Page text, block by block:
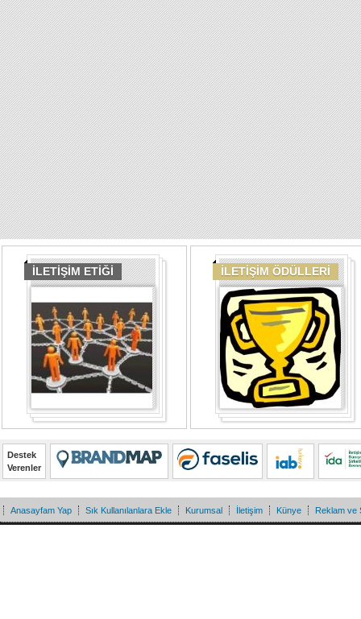
İLETİŞİM ETİĞİ İLETİŞİM ÖDÜLLERİ
Destek
Verenler
Anasayfam Yap Sık Kullanılanlara Ekle Kurumsal İletişim Künye Reklam ve